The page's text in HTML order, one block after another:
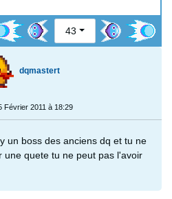
43
dqmastert
Février 2011 à 18:29
un boss des anciens dq et tu ne
une quete tu ne peut pas l'avoir